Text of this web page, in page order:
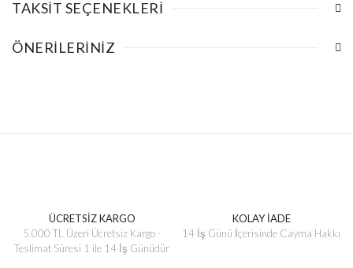
TAKSIT SEÇENEKLERI
ÖNERILERINIZ
ÜCRETSİZ KARGO
5.000 TL Üzeri Ücretsiz Kargo -
Teslimat Süresi 1 ile 14 İş Günüdür
KOLAY İADE
14 İş Günü İçerisinde Cayma Hakkı